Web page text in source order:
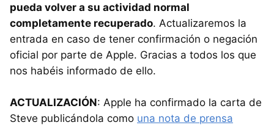
pueda volver a su actividad normal
completamente recuperado. Actualizaremos la
entrada en caso de tener confirmación o negación
oficial por parte de Apple. Gracias a todos los que
nos habéis informado de ello.
ACTUALIZACIÓN: Apple ha confirmado la carta de
Steve publicándola como una nota de prensa